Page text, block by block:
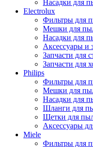
Насадки для
Electrolux
Фильтры для
Мешки для
Насадки для
Аксессуары и
Запчасти для
Запчасти для
Philips
Фильтры для
Мешки для
Насадки для
Шланги для
Щетки для
Аксессуары
Miele
Фильтры для